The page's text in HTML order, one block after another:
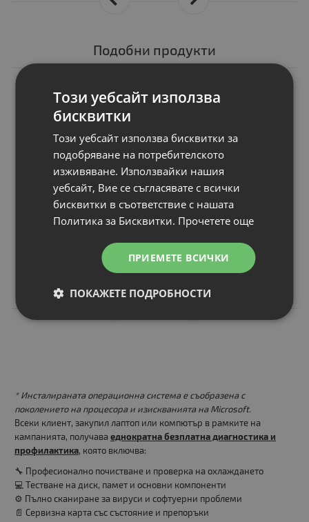
Подобни продукти
N
Консуматив Canon
Брой копия: up to 20 500 pages, A4
Цвят: Black
Статус: Нов
Цена:
124.00 €
242.52 лв.
* Инсталираната операционна система е съобразена с
поколението на процесора и изискванията на Microsoft.
Всеки клиент, закупил лаптоп или компютър в рамките на
кампанията, получава еднократна безплатна диагностика и
профилактика, която включва:
🔧 Професионално почистване и проверка на охлаждането
💻 Тестване на диск, памет и основни компоненти
⚙️ Пълно сканиране за вируси и софтуерни проблеми
📄 Сервизна карта със състояние и препоръки
Този уебсайт използва
бисквитки
Този уебсайт използва бисквитки за
подобряване на потребителското
изживяване. Използвайки нашия
уебсайт, Вие се съгласявате с всички
бисквитки в съответствие с нашата
Политика за Бисквитки. Прочетете още
ПРИЕМЕТЕ ВСИЧКИ
ПОКАЖЕТЕ ПОДРОБНОСТИ